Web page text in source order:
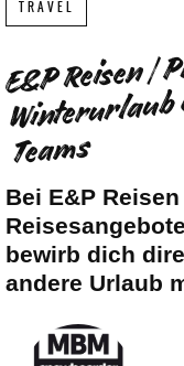
TRAVEL
E&P Reisen |
Winterurlaub
Teams
Bei E&P
bewirb dich
andere Urlaub